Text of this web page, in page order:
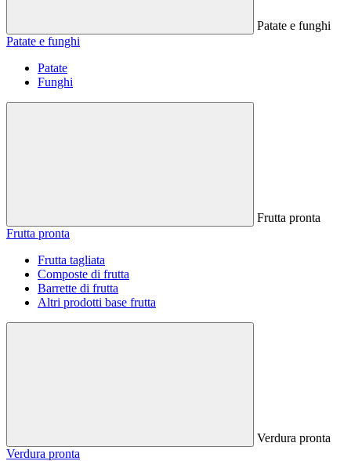
Patate e funghi
Patate e funghi
Patate
Funghi
Frutta pronta
Frutta pronta
Frutta tagliata
Composte di frutta
Barrette di frutta
Altri prodotti base frutta
Verdura pronta
Verdura pronta